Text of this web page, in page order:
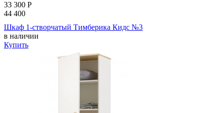
33 300 Р
44 400
Шкаф 1-створчатый Тимберика Кидс №3
в наличии
Купить